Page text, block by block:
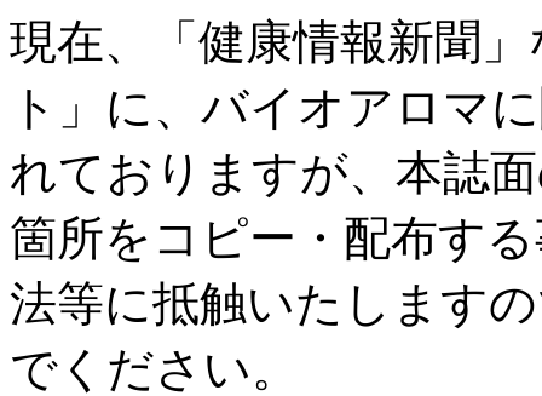
現在、「健康情報新聞
ト」に、バイオアロマ
れておりますが、本誌
箇所をコピー・配布す
法等に抵触いたします
でください。